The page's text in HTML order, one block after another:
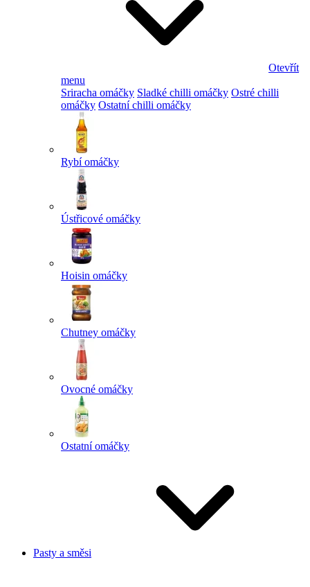
Otevřít
menu
Sriracha omáčky Sladké chilli omáčky Ostré chilli
omáčky Ostatní chilli omáčky
Rybí omáčky
Ústřicové omáčky
Hoisin omáčky
Chutney omáčky
Ovocné omáčky
Ostatní omáčky
Pasty a směsi